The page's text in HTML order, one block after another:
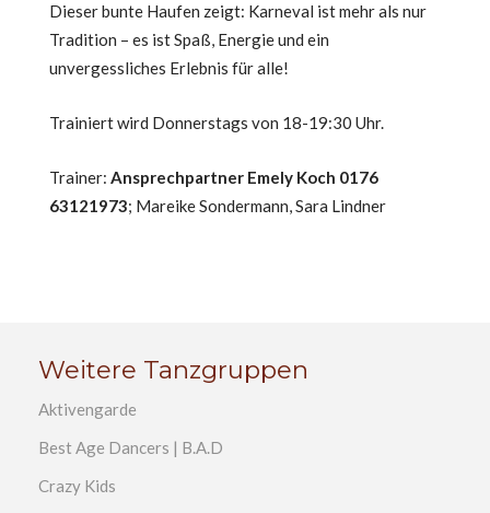
Dieser bunte Haufen zeigt: Karneval ist mehr als nur
Tradition – es ist Spaß, Energie und ein
unvergessliches Erlebnis für alle!
Trainiert wird Donnerstags von 18-19:30 Uhr.
Trainer: Ansprechpartner Emely Koch 0176
63121973; Mareike Sondermann, Sara Lindner
Weitere Tanzgruppen
Aktivengarde
Best Age Dancers | B.A.D
Crazy Kids